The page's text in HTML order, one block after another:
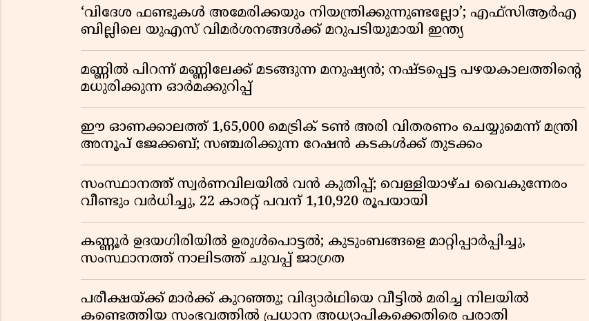
‘വിദേശ ഫണ്ടുകൾ അമേരിക്കയും നിയന്ത്രിക്കുന്നുണ്ടല്ലോ’; എഫ്സിആർഎ
ബില്ലിലെ യുഎസ് വിമർശനങ്ങൾക്ക് മറുപടിയുമായി ഇന്ത്യ
മണ്ണിൽ പിറന്ന് മണ്ണിലേക്ക് മടങ്ങുന്ന മനുഷ്യൻ; നഷ്ടപ്പെട്ട പഴയകാലത്തിൻ്റെ
മധുരിക്കുന്ന ഓർമക്കുറിപ്പ്
ഈ ഓണക്കാലത്ത് 1,65,000 മെട്രിക് ടൺ അരി വിതരണം ചെയ്യുമെന്ന് മന്ത്രി
അനൂപ് ജേക്കബ്; സഞ്ചരിക്കുന്ന റേഷൻ കടകൾക്ക് തുടക്കം
സംസ്ഥാനത്ത് സ്വർണവിലയിൽ വൻ കുതിപ്പ്; വെള്ളിയാഴ്ച വൈകുന്നേരം
വീണ്ടും വർധിച്ചു, 22 കാരറ്റ് പവന് 1,10,920 രൂപയായി
കണ്ണൂർ ഉദയഗിരിയിൽ ഉരുൾപൊട്ടൽ; കുടുംബങ്ങളെ മാറ്റിപ്പാർപ്പിച്ചു,
സംസ്ഥാനത്ത് നാലിടത്ത് ചുവപ്പ് ജാഗ്രത
പരീക്ഷയ്ക്ക് മാർക്ക് കുറഞ്ഞു; വിദ്യാർഥിയെ വീട്ടിൽ മരിച്ച നിലയിൽ
കണ്ടെത്തിയ സംഭവത്തിൽ പ്രധാന അധ്യാപികക്കെതിരെ പരാതി